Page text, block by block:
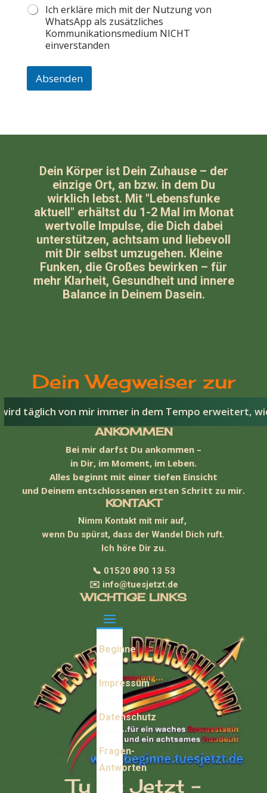
l
n
m
Ich erkläre mich mit der Nutzung von
WhatsApp als zusätzliches
Kommunikationsmedium NICHT
einverstanden
Absenden
Dein Körper ist Dein Zuhause – der
einzige Ort, an bzw. in dem Du
wirklich lebst. Mit "Lebensfunke
aktuell" erhältst du 1-2 Mal im Monat
wertvolle Impulse, die Dich dabei
unterstützen, achtsam und liebevoll
mit Dir selbst umzugehen. Kleine
Funken, die Großes bewirken – für
mehr Klarheit, Gesundheit und innere
Balance in Deinem Dasein.
Dein Wegweiser zur
inneren Balance -
Gesundheit -
Wohlbefinden
von mir immer in dem Tempo erweitert, wie es
ANKOMMEN
Bei mir darfst Du ankommen –
in Dir, im Moment, im Leben.
Alles beginnt mit einer tiefen Einsicht
und Deinem entschlossenen ersten Schritt zu mir.
KONTAKT
Nimm Kontakt mit mir auf,
wenn Du spürst, dass der Wandel Dich ruft.
Ich höre Dir zu.
📞 01520 890 13 53
✉️ info@tuesjetzt.de
WICHTIGE LINKS
Beginne
Impressum
Datenschutz
Fragen-
Antworten
Tu Es Jetzt -